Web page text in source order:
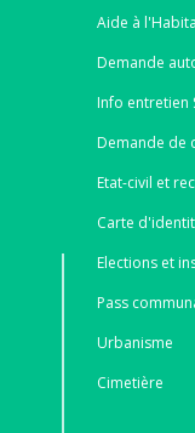
Aide à
Demande
Info entretien
Demande de
Etat-civil et
Carte
Elections et
Pass
Urbanisme
Cimetière